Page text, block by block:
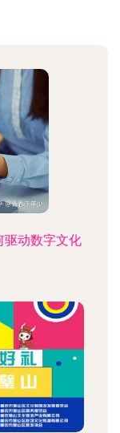
驱动数字文化